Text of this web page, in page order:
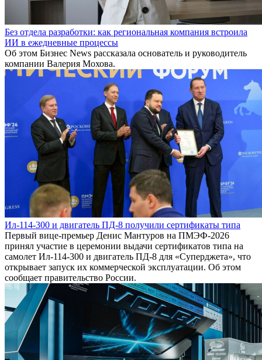
Без отдела разработки: как региональная компания встроила
ИИ в ежедневные процессы
Об этом Бизнес News рассказала основатель и руководитель
компании Валерия Мохова.
Ил-114-300 и двигатель ПД-8 получили сертификаты типа
Первый вице-премьер Денис Мантуров на ПМЭФ-2026
принял участие в церемонии выдачи сертификатов типа на
самолет Ил-114-300 и двигатель ПД-8 для «Суперджета», что
открывает запуск их коммерческой эксплуатации. Об этом
сообщает правительство России.